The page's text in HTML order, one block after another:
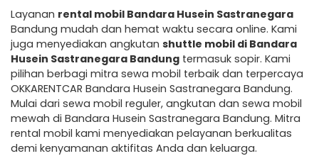
Layanan rental mobil Bandara Husein Sastranegara
Bandung mudah dan hemat waktu secara online. Kami
juga menyediakan angkutan shuttle mobil di Bandara
Husein Sastranegara Bandung termasuk sopir. Kami
pilihan berbagi mitra sewa mobil terbaik dan terpercaya
OKKARENTCAR Bandara Husein Sastranegara Bandung.
Mulai dari sewa mobil reguler, angkutan dan sewa mobil
mewah di Bandara Husein Sastranegara Bandung. Mitra
rental mobil kami menyediakan pelayanan berkualitas
demi kenyamanan aktifitas Anda dan keluarga.